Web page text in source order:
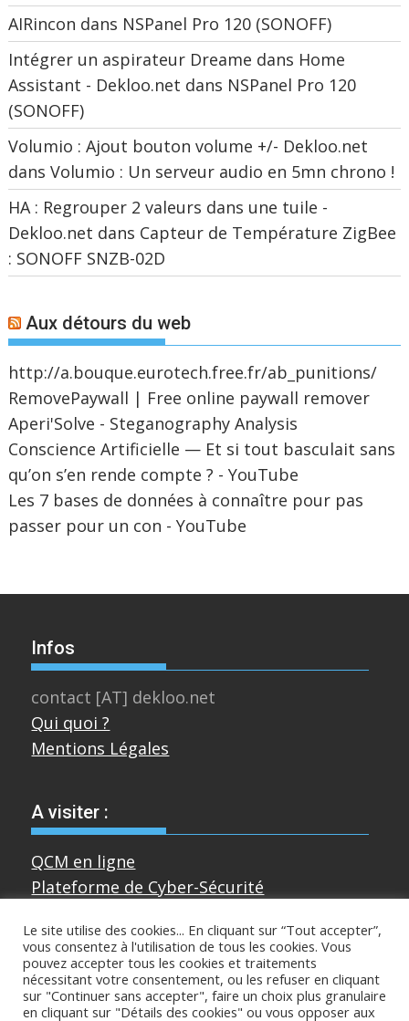
AIRincon dans NSPanel Pro 120 (SONOFF)
Intégrer un aspirateur Dreame dans Home
Assistant - Dekloo.net dans NSPanel Pro 120
(SONOFF)
Volumio : Ajout bouton volume +/- Dekloo.net
dansVolumio : Un serveur audio en 5mn chrono !
HA : Regrouper 2 valeurs dans une tuile -
Dekloo.net dans Capteur de Température ZigBee
: SONOFF SNZB-02D
Aux détours du web
http://a.bouque.eurotech.free.fr/ab_punitions/
RemovePaywall | Free online paywall remover
Aperi'Solve - Steganography Analysis
Conscience Artificielle — Et si tout basculait sans
qu’on s’en rende compte ? - YouTube
Les 7 bases de données à connaître pour pas
passer pour un con - YouTube
Infos
contact [AT] dekloo.net
Qui quoi ?
Mentions Légales
A visiter :
QCM en ligne
Plateforme de Cyber-Sécurité
Divers
Sur mastodon
Le site utilise des cookies... En cliquant sur “Tout accepter”,
vous consentez à l'utilisation de tous les cookies. Vous
pouvez accepter tous les cookies et traitements
nécessitant votre consentement, ou les refuser en cliquant
sur "Continuer sans accepter", faire un choix plus granulaire
en cliquant sur "Détails des cookies" ou vous opposer aux